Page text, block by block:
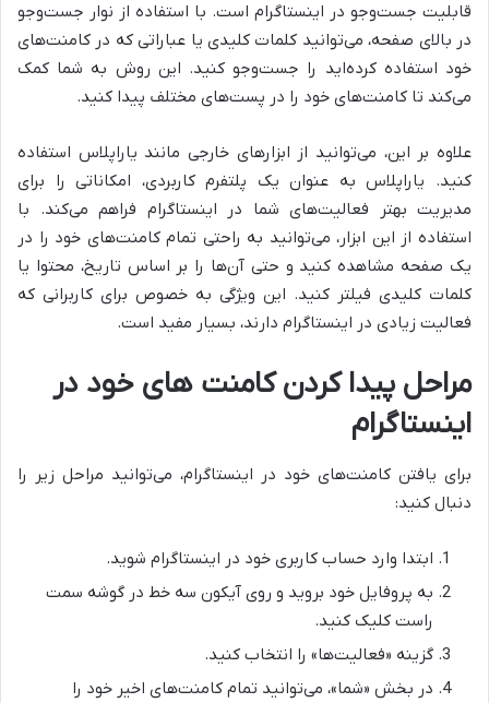
قابلیت جست‌وجو در اینستاگرام است. با استفاده از نوار جست‌وجو
در بالای صفحه، می‌توانید کلمات کلیدی یا عباراتی که در کامنت‌های
خود استفاده کرده‌اید را جست‌وجو کنید. این روش به شما کمک
می‌کند تا کامنت‌های خود را در پست‌های مختلف پیدا کنید.
علاوه بر این، می‌توانید از ابزارهای خارجی مانند یاراپلاس استفاده
کنید. یاراپلاس به عنوان یک پلتفرم کاربردی، امکاناتی را برای
مدیریت بهتر فعالیت‌های شما در اینستاگرام فراهم می‌کند. با
استفاده از این ابزار، می‌توانید به راحتی تمام کامنت‌های خود را در
یک صفحه مشاهده کنید و حتی آن‌ها را بر اساس تاریخ، محتوا یا
کلمات کلیدی فیلتر کنید. این ویژگی به خصوص برای کاربرانی که
فعالیت زیادی در اینستاگرام دارند، بسیار مفید است.
مراحل پیدا کردن کامنت های خود در
اینستاگرام
برای یافتن کامنت‌های خود در اینستاگرام، می‌توانید مراحل زیر را
دنبال کنید:
ابتدا وارد حساب کاربری خود در اینستاگرام شوید.
به پروفایل خود بروید و روی آیکون سه خط در گوشه سمت
راست کلیک کنید.
گزینه «فعالیت‌ها» را انتخاب کنید.
در بخش «شما»، می‌توانید تمام کامنت‌های اخیر خود را